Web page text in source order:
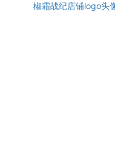
椒霜战纪店铺logo头